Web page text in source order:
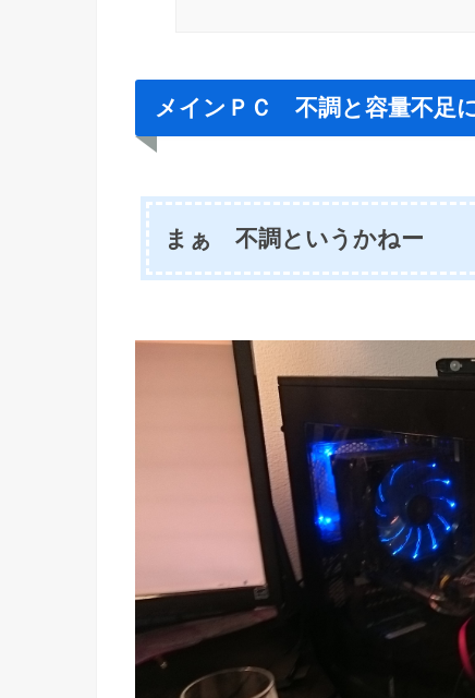
メインＰＣ 不調と容量不足
まぁ 不調というかねー